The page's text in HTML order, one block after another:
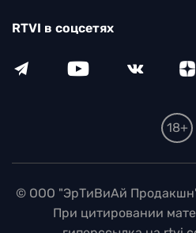
RTVI в соцсетях
18+
© ООО "ЭрТиВиАй
При цитировании